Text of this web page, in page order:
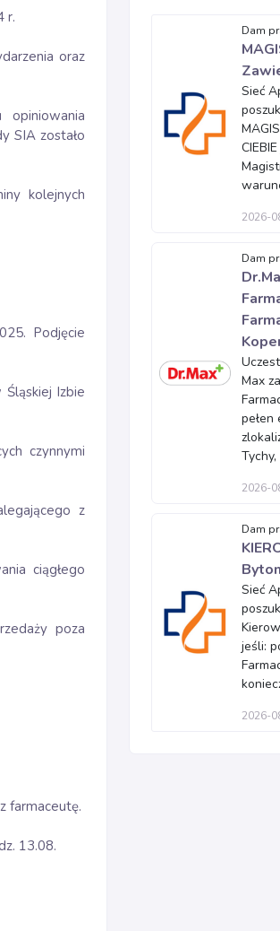
r.
oraz
SIA zostało
kolejnych
Podjęcie
Śląskiej Izbie
czynnymi
z
ciągłego
poza
farmaceutę.
13.08.
Dam
Sieć
2026-
Dam
Max
2026-
Dam
Sieć
jeśli:
2026-